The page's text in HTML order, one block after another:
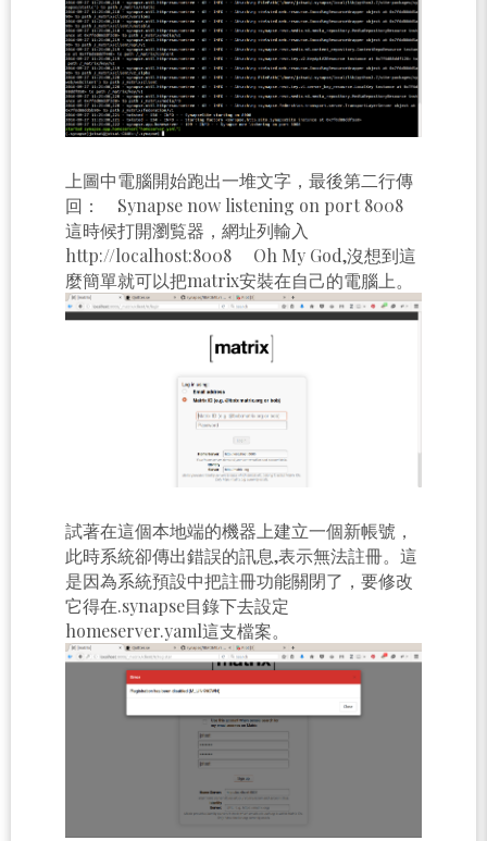
上圖中電腦開始跑出一堆文字，最後第二行傳
回： Synapse now listening on port 8008
這時候打開瀏覧器，網址列輸入
http://localhost:8008 Oh My God,沒想到這
麼簡單就可以把matrix安裝在自己的電腦上。
試著在這個本地端的機器上建立一個新帳號，
此時系統卻傳出錯誤的訊息,表示無法註冊。這
是因為系統預設中把註冊功能關閉了，要修改
它得在.synapse目錄下去設定
homeserver.yaml這支檔案。